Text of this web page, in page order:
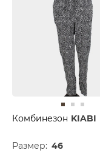
Комбинезон KIABI
Размер: 46